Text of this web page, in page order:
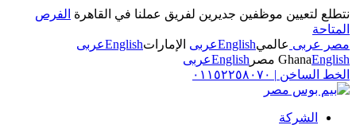
نتطلع لتعيين موظفين جديرين لفريق عملنا في القاهرة الفرص
المتاحة
مصر عربى عالميEnglishعربى الإماراتEnglishعربى
GhanaEnglish مصر Englishعربى
الخط الساخن | ٠١١٥٢٢٥٨٠٧٠
الشركة